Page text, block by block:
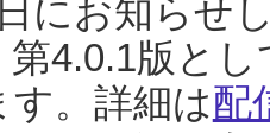
にお知らせ
第4.0.1版と
。詳細は配